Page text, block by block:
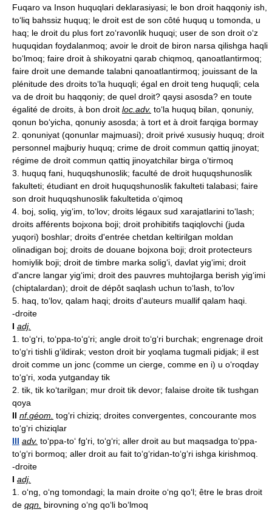
Fuqaro va Inson huquqlari deklarasiyasi; le bon droit haqqoniy ish,
to‘liq bahssiz huquq; le droit est de son côté huquq u tomonda, u
haq; le droit du plus fort zo‘ravonlik huquqi; user de son droit o‘z
huquqidan foydalanmoq; avoir le droit de biron narsa qilishga haqli
bo‘lmoq; faire droit à shikoyatni qarab chiqmoq, qanoatlantirmoq;
faire droit une demande talabni qanoatlantirmoq; jouissant de la
plénitude des droits to‘la huquqli; égal en droit teng huquqli; cela
va de droit bu haqqoniy; de quel droit? qaysi asosda? en toute
égalité de droits, à bon droit loc. adv. to‘la huquq bilan, qonuniy,
qonun bo‘yicha, qonuniy asosda; à tort et à droit farqiga bormay
2. qonuniyat (qonunlar majmuasi); droit privé xususiy huquq; droit
personnel majburiy huquq; crime de droit commun qattiq jinoyat;
régime de droit commun qattiq jinoyatchilar birga o‘tirmoq
3. huquq fani, huquqshunoslik; faculté de droit huquqshunoslik
fakulteti; étudiant en droit huquqshunoslik fakulteti talabasi; faire
son droit huquqshunoslik fakultetida o‘qimoq
4. boj, soliq, yig‘im, to‘lov; droits légaux sud xarajatlarini to‘lash;
droits afférents bojxona boji; droit prohibitifs taqiqlovchi (juda
yuqori) boshlar; droits d'entrée chetdan keltirilgan moldan
olinadigan boj; droits de douane bojxona boji; droit protecteurs
homiylik boji; droit de timbre marka solig‘i, davlat yig‘imi; droit
d'ancre langar yig‘imi; droit des pauvres muhtojlarga berish yig‘imi
(chiptalardan); droit de dépôt saqlash uchun to‘lash, to‘lov
5. haq, to‘lov, qalam haqi; droits d'auteurs muallif qalam haqi.
-droite
I adj.
1. to‘g‘ri, to‘ppa-to‘g‘ri; angle droit to‘g‘ri burchak; engrenage droit
to‘g‘ri tishli g‘ildirak; veston droit bir yoqlama tugmali pidjak; il est
droit comme un jonc (comme un cierge, comme en i) u o‘roqday
to‘g‘ri, xoda yutganday tik
2. tik, tik ko‘tarilgan; mur droit tik devor; falaise droite tik tushgan
qoya
II nf.géom. tog‘ri chiziq; droites convergentes, concourante mos
to‘g‘ri chiziqlar
III adv. to‘ppa-to‘ fg‘ri, to‘g‘ri; aller droit au but maqsadga to‘ppa-
to‘g‘ri bormoq; aller droit au fait to‘g‘ridan-to‘g‘ri ishga kirishmoq.
-droite
I adj.
1. o‘ng, o‘ng tomondagi; la main droite o‘ng qo‘l; être le bras droit
de qqn. birovning o‘ng qo‘li bo‘lmoq